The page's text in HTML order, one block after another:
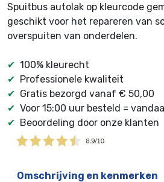
Spuitbus autolak op kleurcode
geschikt voor het repareren van
overspuiten van onderdelen.
✔ 100% kleurecht
✔ Professionele kwaliteit
✔ Gratis bezorgd vanaf € 50,00
✔ Voor 15:00 uur besteld =
✔ Beoordeling door onze klanten
Omschrijving en kenmerken